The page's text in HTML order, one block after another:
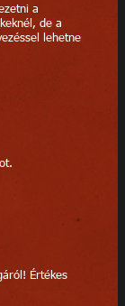
a
de a
lehetne
Értékes